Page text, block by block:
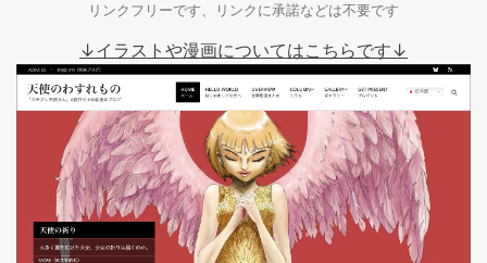
リンクフリーです、リンクに承諾などは不要です
↓イラストや漫画についてはこちらです↓